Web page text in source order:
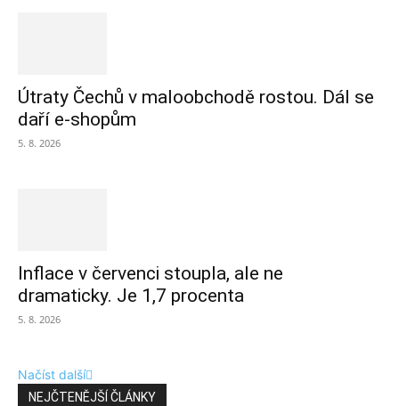
Útraty Čechů v maloobchodě rostou. Dál se
daří e-shopům
5. 8. 2026
Inflace v červenci stoupla, ale ne
dramaticky. Je 1,7 procenta
5. 8. 2026
Načíst další
NEJČTENĚJŠÍ ČLÁNKY